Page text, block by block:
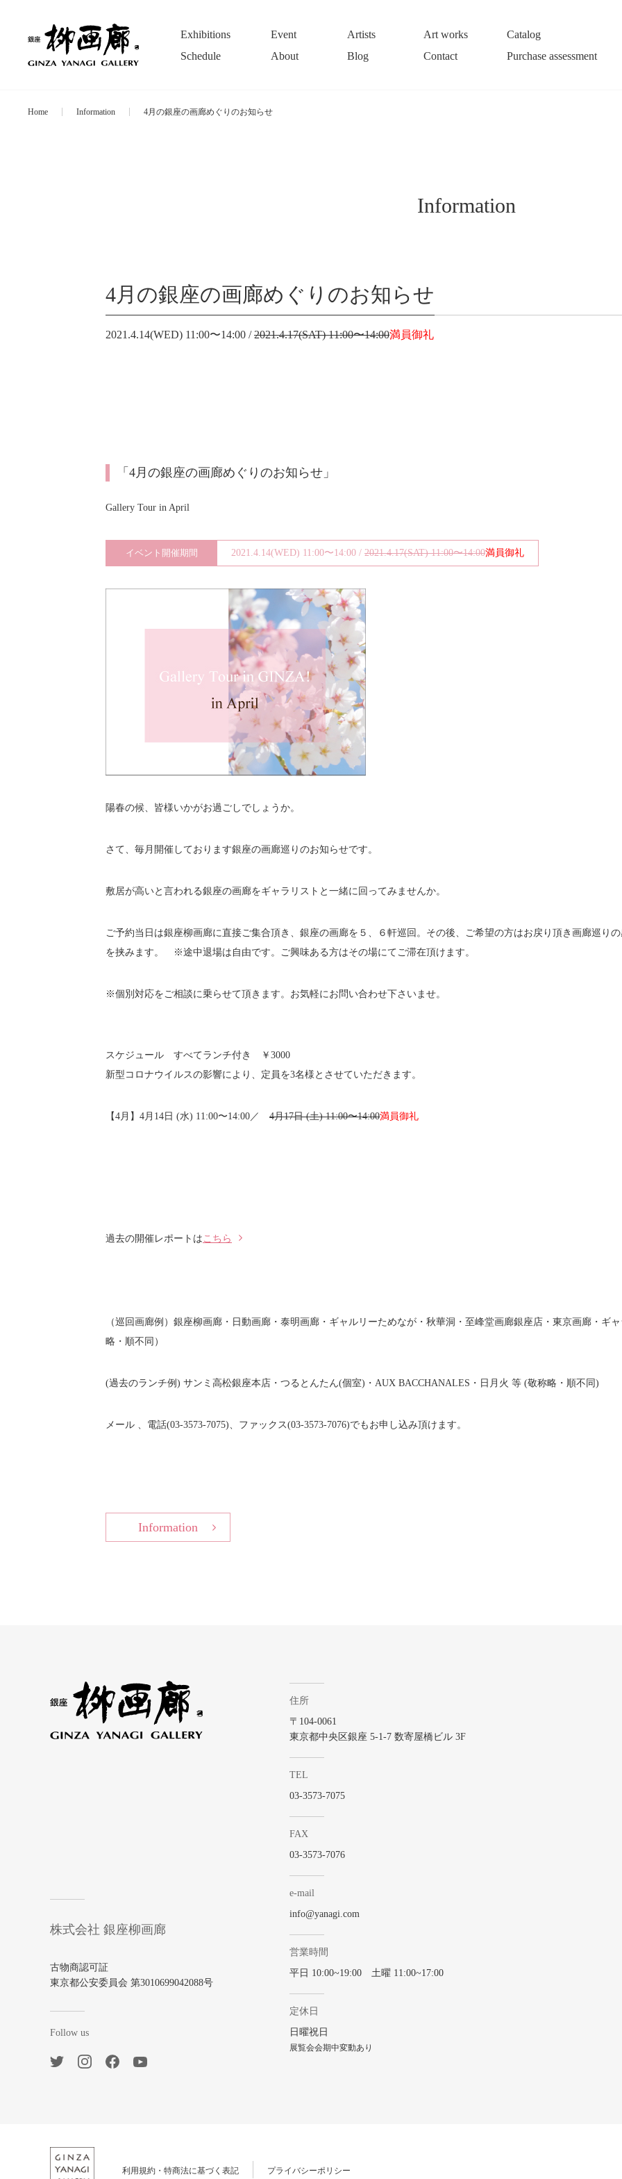
Exhibitions Event Artists Art works
Catalog
Schedule
About Blog Contact Purchase assessment
Home Information 4月の銀座の画廊めぐりのお知らせ
Information
4月の銀座の画廊めぐりのお知らせ
2021.4.14(WED) 11:00〜14:00 /2021.4.17(SAT) 11:00〜14:00満員御礼
「4月の銀座の画廊めぐりのお知らせ」
Gallery Tour in April
イベント開催期間 2021.4.14(WED) 11:00〜14:00 / 2021.4.17(SAT) 11:00〜14:00満員御礼
陽春の候、皆様いかがお過ごしでしょうか。
さて、毎月開催しております銀座の画廊巡りのお知らせです。
敷居が高いと言われる銀座の画廊をギャラリストと一緒に回ってみませんか。
ご予約当日は銀座柳画廊に直接ご集合頂き、銀座の画廊を５、６軒巡回。その後、ご希望の方はお戻り頂き画廊巡り
を挟みます。 ※途中退場は自由です。ご興味ある方はその場にてご滞在頂けます。
※個別対応をご相談に乗らせて頂きます。お気軽にお問い合わせ下さいませ。
スケジュール すべてランチ付き ￥3000
新型コロナウイルスの影響により、定員を3名様とさせていただきます。
【4月】4月14日 (水) 11:00〜14:00／ 4月17日 (土) 11:00〜14:00満員御礼
過去の開催レポートは こちら
（巡回画廊例）銀座柳画廊・日動画廊・泰明画廊・ギャルリーためなが・秋華洞・至峰堂画廊銀座店・東京画廊・ギ
略・順不同）
(過去のランチ例) サンミ高松銀座本店・つるとんたん(個室)・AUX BACCHANALES・日月火 等 (敬称略・順不同)
メール 、電話(03-3573-7075)、ファックス(03-3573-7076)でもお申し込み頂けます。
Information
株式会社 銀座柳画廊
古物商認可証
東京都公安委員会 第3010699042088号
Follow us
住所
〒104-0061
東京都中央区銀座 5-1-7 数寄屋橋ビル 3F
TEL
03-3573-7075
FAX
03-3573-7076
e-mail
info@yanagi.com
営業時間
平日 10:00~19:00 土曜 11:00~17:00
定休日
日曜祝日
展覧会会期中変動あり
利用規約・特商法に基づく表記 プライバシーポリシー